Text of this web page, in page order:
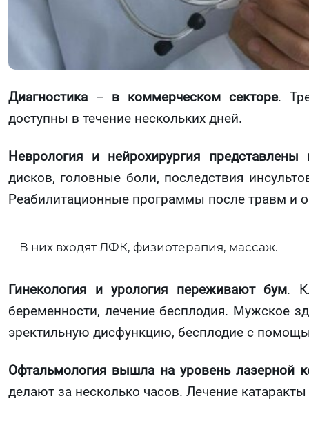
Диагностика – в коммерческом секторе.
доступны в течение нескольких дней.
Неврология и нейрохирургия представлены
дисков, головные боли, последствия
Реабилитационные программы после травм и
В них входят ЛФК, физиотерапия, массаж.
Гинекология и урология переживают бум.
беременности, лечение бесплодия. Мужское
эректильную дисфункцию, бесплодие с
Офтальмология вышла на уровень лазерной
делают за несколько часов. Лечение